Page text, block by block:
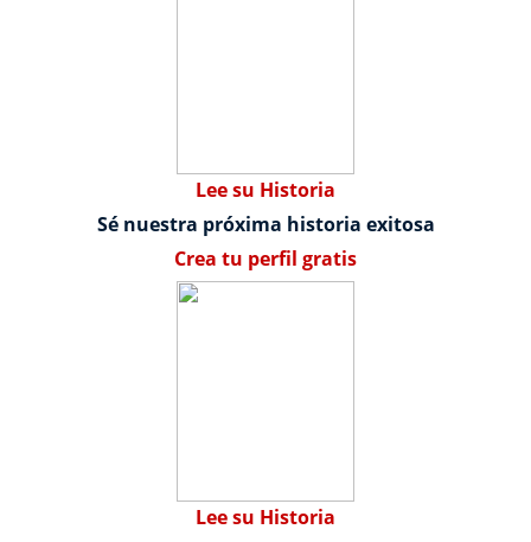
Lee su Historia
Sé nuestra próxima historia exitosa
Crea tu perfil gratis
Lee su Historia